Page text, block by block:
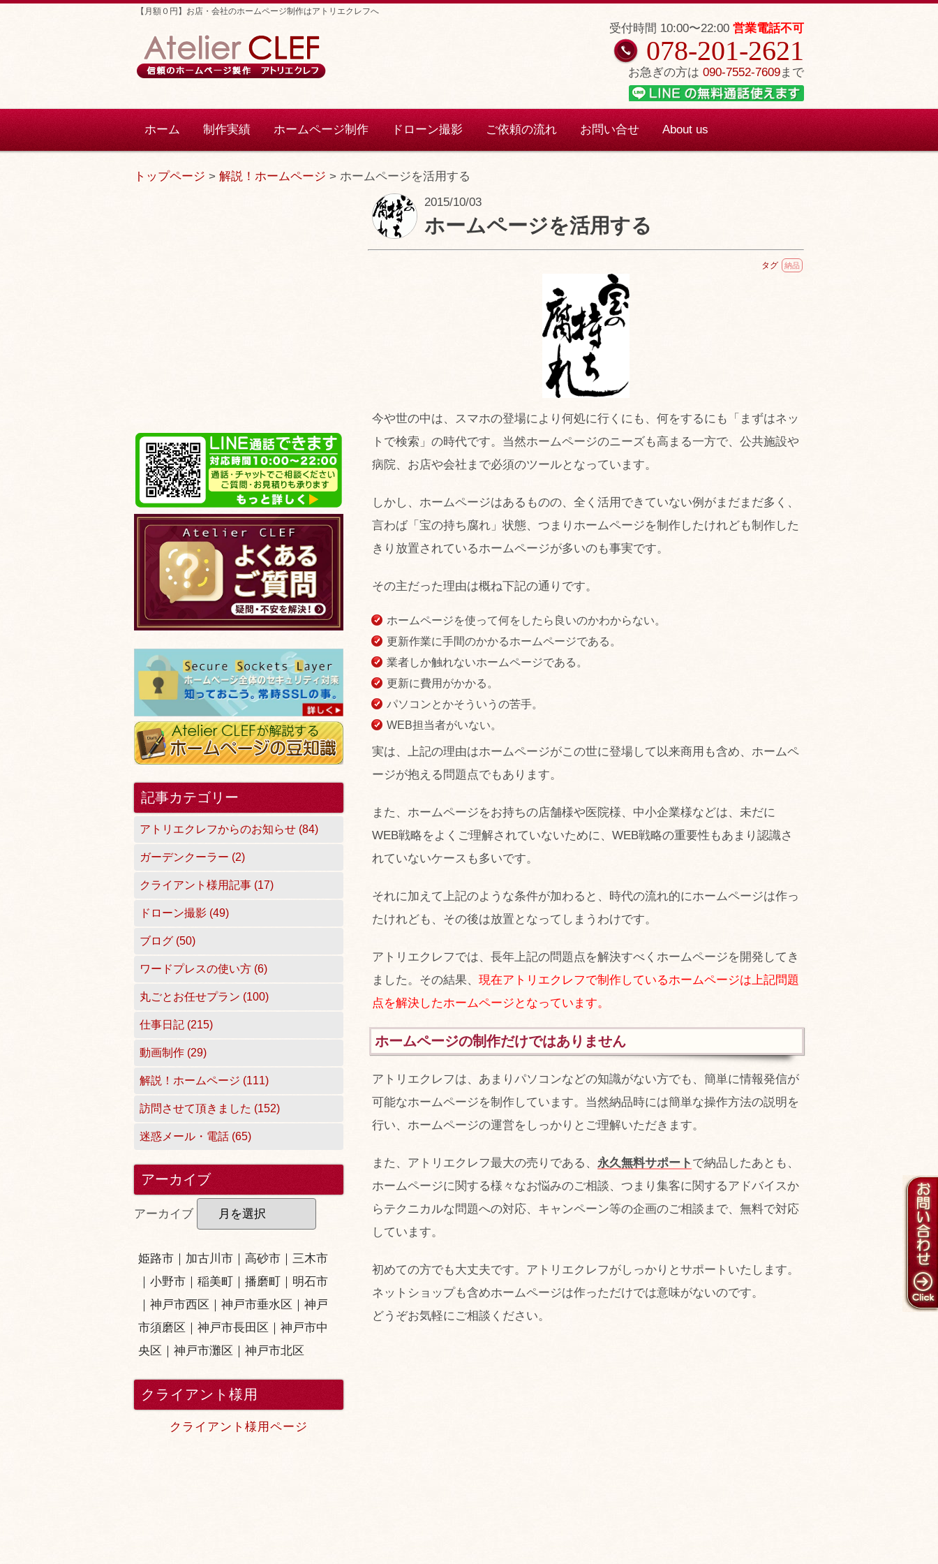
【月額０円】お店・会社のホームページ制作はアトリエクレフへ
受付時間 10:00〜22:00 営業電話不可
078-201-2621
お急ぎの方は 090-7552-7609まで
ホーム 制作実績 ホームページ制作 ドローン撮影 ご依頼の流れ お問い合せ About us
トップページ > 解説！ホームページ > ホームページを活用する
2015/10/03
ホームページを活用する
タグ 納品
今や世の中は、スマホの登場により何処に行くにも、何をするにも「まずはネッ
トで検索」の時代です。当然ホームページのニーズも高まる一方で、公共施設や
病院、お店や会社まで必須のツールとなっています。
しかし、ホームページはあるものの、全く活用できていない例がまだまだ多く、
言わば「宝の持ち腐れ」状態、つまりホームページを制作したけれども制作した
きり放置されているホームページが多いのも事実です。
その主だった理由は概ね下記の通りです。
ホームページを使って何をしたら良いのかわからない。
更新作業に手間のかかるホームページである。
業者しか触れないホームページである。
更新に費用がかかる。
パソコンとかそういうの苦手。
WEB担当者がいない。
実は、上記の理由はホームページがこの世に登場して以来商用も含め、ホームペ
ージが抱える問題点でもあります。
また、ホームページをお持ちの店舗様や医院様、中小企業様などは、未だに
WEB戦略をよくご理解されていないために、WEB戦略の重要性もあまり認識さ
れていないケースも多いです。
それに加えて上記のような条件が加わると、時代の流れ的にホームページは作っ
たけれども、その後は放置となってしまうわけです。
アトリエクレフでは、長年上記の問題点を解決すべくホームページを開発してき
ました。その結果、 現在アトリエクレフで制作しているホームページは上記問題
点を解決したホームページとなっています。
ホームページの制作だけではありません
アトリエクレフは、あまりパソコンなどの知識がない方でも、簡単に情報発信が
可能なホームページを制作しています。当然納品時には簡単な操作方法の説明を
行い、ホームページの運営をしっかりとご理解いただきます。
また、アトリエクレフ最大の売りである、 永久無料サポート で納品したあとも、
ホームページに関する様々なお悩みのご相談、つまり集客に関するアドバイスか
らテクニカルな問題への対応、キャンペーン等の企画のご相談まで、無料で対応
しています。
初めての方でも大丈夫です。アトリエクレフがしっかりとサポートいたします。
ネットショップも含めホームページは作っただけでは意味がないのです。
どうぞお気軽にご相談ください。
記事カテゴリー
アトリエクレフからのお知らせ (84)
ガーデンクーラー (2)
クライアント様用記事 (17)
ドローン撮影 (49)
ブログ (50)
ワードプレスの使い方 (6)
丸ごとお任せプラン (100)
仕事日記 (215)
動画制作 (29)
解説！ホームページ (111)
訪問させて頂きました (152)
迷惑メール・電話 (65)
アーカイブ
アーカイブ
姫路市 加古川市 高砂市
三木市
｜小野市｜ 稲美町 播磨町
明石市
神戸市西区 神戸市垂水区
神戸
市須磨区
神戸市長田区
神戸市中
央区
神戸市灘区 神戸市北区
クライアント様用
クライアント様用ページ